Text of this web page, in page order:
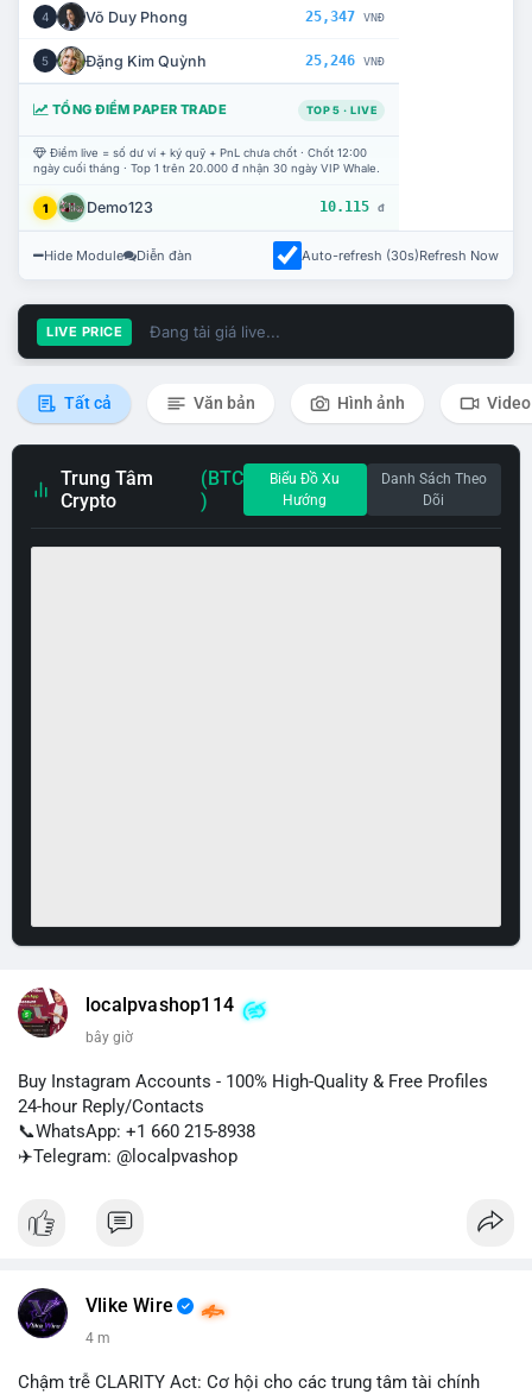
4 Võ Duy Phong 25,347 VNĐ
5 Đặng Kim Quỳnh 25,246 VNĐ
TỔNG ĐIỂM PAPER TRADE TOP 5 · LIVE
Điểm live = số dư ví + ký quỹ + PnL chưa chốt · Chốt 12:00
ngày cuối tháng · Top 1 trên 20.000 đ nhận 30 ngày VIP Whale.
1 Demo123 10.115 đ
Hide Module Diễn đàn Auto-refresh (30s)Refresh Now
LIVE PRICE Đang tải giá live...
Tất cả Văn bản Hình ảnh Video
Trung Tâm
Crypto
(BTC
)
Biểu Đồ Xu
Hướng
Danh Sách Theo
Dõi
localpvashop114
bây giờ
Buy Instagram Accounts - 100% High-Quality & Free Profiles
24-hour Reply/Contacts
📞WhatsApp: +1 660 215-8938
✈️Telegram: @localpvashop
Vlike Wire
4 m
Chậm trễ CLARITY Act: Cơ hội cho các trung tâm tài chính